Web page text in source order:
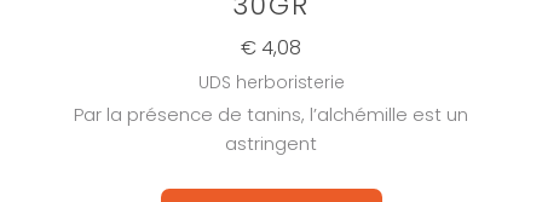
€ 4,08
UDS herboristerie
Par la présence de tanins, l’alchémille est un
astringent